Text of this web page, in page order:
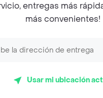
Chocolate
chocolate 414 ml
Frutos del Bosque
entregas más
más convenientes!
Usar mi ubicación